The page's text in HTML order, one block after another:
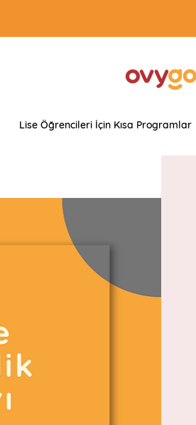
Lise Öğrencileri İçin Kısa Programlar